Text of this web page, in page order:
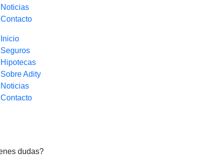
Noticias
Contacto
Inicio
Seguros
Hipotecas
Sobre Adity
Noticias
Contacto
dudas?